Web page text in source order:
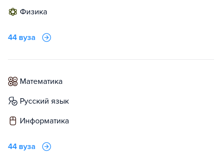
физика
44 вуза
математика
русский язык
информатика
44 вуза